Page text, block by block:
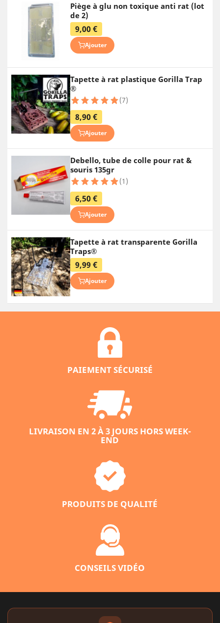
Piège à glu non toxique anti rat (lot
de 2)
9,00 €
Ajouter
Tapette à rat plastique Gorilla Trap
®
(7)
8,90 €
Ajouter
Debello, tube de colle pour rat &
souris 135gr
(1)
6,50 €
Ajouter
Tapette à rat transparente Gorilla
Traps®
9,99 €
Ajouter
PAIEMENT SÉCURISÉ
LIVRAISON EN 2 À 3 JOURS HORS WEEK-
END
PRODUITS DE QUALITÉ
CONSEILS VIDÉO